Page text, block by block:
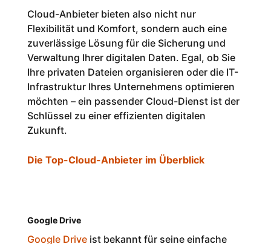
Cloud-Anbieter bieten also nicht nur
Flexibilität und Komfort, sondern auch eine
zuverlässige Lösung für die Sicherung und
Verwaltung Ihrer digitalen Daten. Egal, ob Sie
Ihre privaten Dateien organisieren oder die IT-
Infrastruktur Ihres Unternehmens optimieren
möchten – ein passender Cloud-Dienst ist der
Schlüssel zu einer effizienten digitalen
Zukunft.
Die Top-Cloud-Anbieter im Überblick
Google Drive
Google Driveist bekannt für seine einfache